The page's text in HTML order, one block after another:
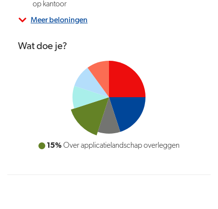
op kantoor
Meer beloningen
Wat doe je?
15% Over applicatielandschap overleggen
10% Behoeften uit de lijn verkennen en de